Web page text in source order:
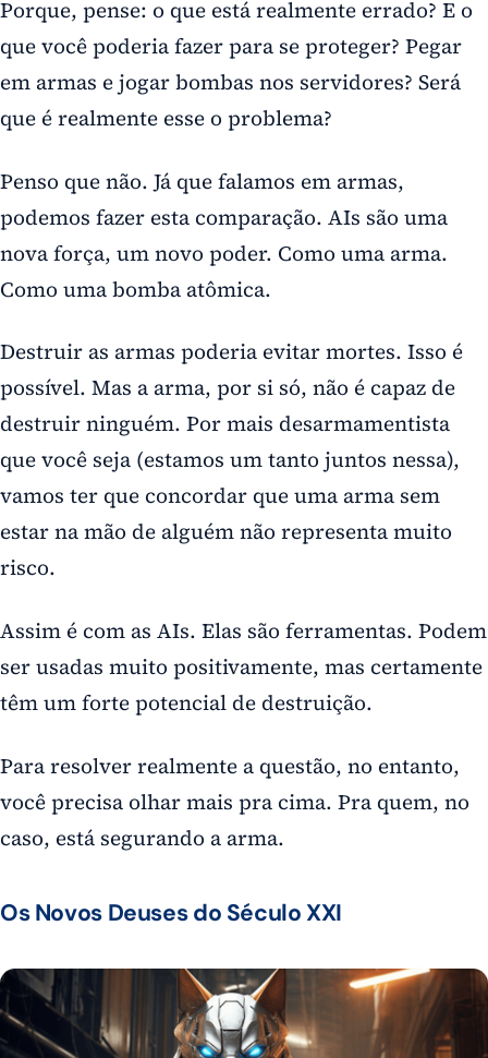
Porque, pense: o que está realmente errado? E o
que você poderia fazer para se proteger? Pegar
em armas e jogar bombas nos servidores? Será
que é realmente esse o problema?
Penso que não. Já que falamos em armas,
podemos fazer esta comparação. AIs são uma
nova força, um novo poder. Como uma arma.
Como uma bomba atômica.
Destruir as armas poderia evitar mortes. Isso é
possível. Mas a arma, por si só, não é capaz de
destruir ninguém. Por mais desarmamentista
que você seja (estamos um tanto juntos nessa),
vamos ter que concordar que uma arma sem
estar na mão de alguém não representa muito
risco.
Assim é com as AIs. Elas são ferramentas. Podem
ser usadas muito positivamente, mas certamente
têm um forte potencial de destruição.
Para resolver realmente a questão, no entanto,
você precisa olhar mais pra cima. Pra quem, no
caso, está segurando a arma.
Os Novos Deuses do Século XXI